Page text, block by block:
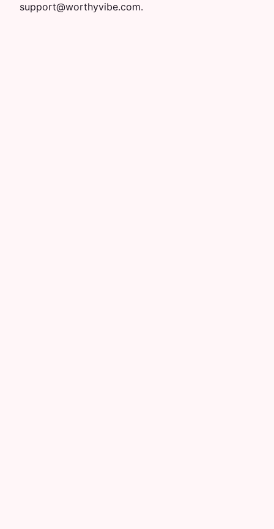
support@worthyvibe.com.